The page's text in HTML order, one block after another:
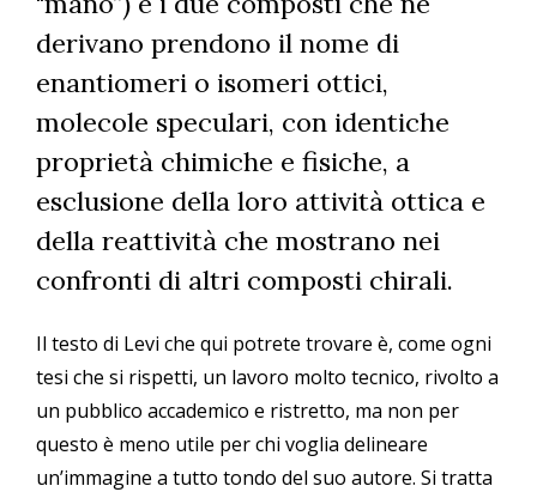
derivano prendono il nome di
enantiomeri o isomeri ottici,
molecole speculari, con identiche
proprietà chimiche e fisiche, a
esclusione della loro attività ottica e
della reattività che mostrano nei
confronti di altri composti chirali.
Il testo di Levi che qui potrete trovare è, come ogni
tesi che si rispetti, un lavoro molto tecnico, rivolto a
un pubblico accademico e ristretto, ma non per
questo è meno utile per chi voglia delineare
un’immagine a tutto tondo del suo autore. Si tratta